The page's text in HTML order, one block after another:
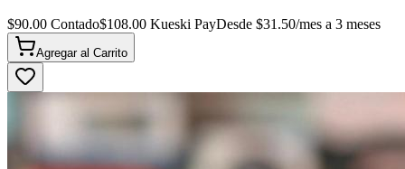
$90.00 Contado$108.00 Kueski PayDesde $31.50/mes a 3 meses
Agregar al Carrito